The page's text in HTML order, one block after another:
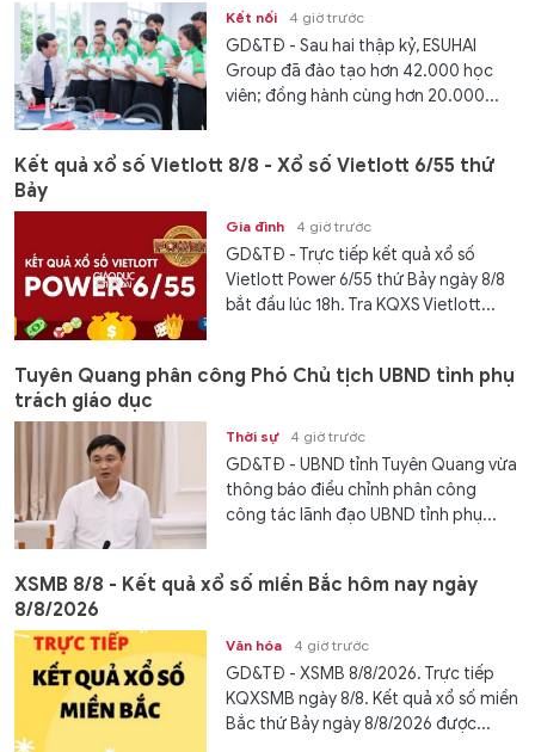
Kết nối 4 giờ trước
GD&TĐ - Sau hai thập kỷ, ESUHAI
Group đã đào tạo hơn 42.000 học
viên; đồng hành cùng hơn 20.000...
Kết quả xổ số Vietlott 8/8 - Xổ số Vietlott 6/55 thứ
Bảy
Gia đình 4 giờ trước
GD&TĐ - Trực tiếp kết quả xổ số
Vietlott Power 6/55 thứ Bảy ngày 8/8
bắt đầu lúc 18h. Tra KQXS Vietlott...
Tuyên Quang phân công Phó Chủ tịch UBND tỉnh phụ
trách giáo dục
Thời sự 4 giờ trước
GD&TĐ - UBND tỉnh Tuyên Quang vừa
thông báo điều chỉnh phân công
công tác lãnh đạo UBND tỉnh phụ...
XSMB 8/8 - Kết quả xổ số miền Bắc hôm nay ngày
8/8/2026
Văn hóa 4 giờ trước
GD&TĐ - XSMB 8/8/2026. Trực tiếp
KQXSMB ngày 8/8. Kết quả xổ số miền
Bắc thứ Bảy ngày 8/8/2026 được...